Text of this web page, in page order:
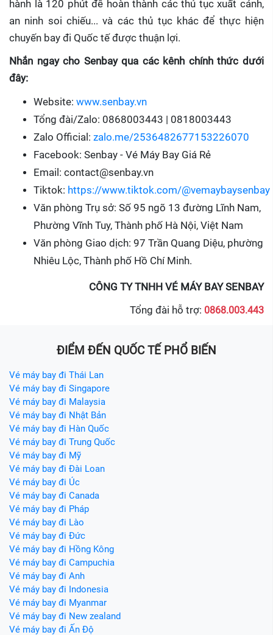
hành là 120 phút để hoàn thành các thủ tục xuất cảnh,
an ninh soi chiếu... và các thủ tục khác để thực hiện
chuyến bay đi Quốc tế được thuận lợi.
Nhắn ngay cho Senbay qua các kênh chính thức dưới
đây:
Website: www.senbay.vn
Tổng đài/Zalo: 0868003443 | 0818003443
Zalo Official: zalo.me/2536482677153226070
Facebook: Senbay - Vé Máy Bay Giá Rẻ
Email: contact@senbay.vn
Tiktok: https://www.tiktok.com/@vemaybaysenbay
Văn phòng Trụ sở: Số 95 ngõ 13 đường Lĩnh Nam,
Phường Vĩnh Tuy, Thành phố Hà Nội, Việt Nam
Văn phòng Giao dịch: 97 Trần Quang Diệu, phường
Nhiêu Lộc, Thành phố Hồ Chí Minh.
CÔNG TY TNHH VÉ MÁY BAY SENBAY
Tổng đài hỗ trợ: 0868.003.443
ĐIỂM ĐẾN QUỐC TẾ PHỔ BIẾN
Vé máy bay đi Thái Lan
Vé máy bay đi Singapore
Vé máy bay đi Malaysia
Vé máy bay đi Nhật Bản
Vé máy bay đi Hàn Quốc
Vé máy bay đi Trung Quốc
Vé máy bay đi Mỹ
Vé máy bay đi Đài Loan
Vé máy bay đi Úc
Vé máy bay đi Canada
Vé máy bay đi Pháp
Vé máy bay đi Lào
Vé máy bay đi Đức
Vé máy bay đi Hồng Kông
Vé máy bay đi Campuchia
Vé máy bay đi Anh
Vé máy bay đi Indonesia
Vé máy bay đi Myanmar
Vé máy bay đi New zealand
Vé máy bay đi Ấn Độ